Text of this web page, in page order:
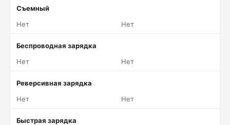
Съемный
Нет
Нет
Беспроводная зарядка
Нет
Нет
Реверсивная зарядка
Нет
Нет
Быстрая зарядка